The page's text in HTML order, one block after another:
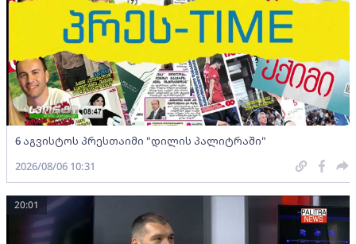
6 აგვისტოს პრესთაიმი "დილის პალიტრაში"
2026/08/06 10:31
20:01